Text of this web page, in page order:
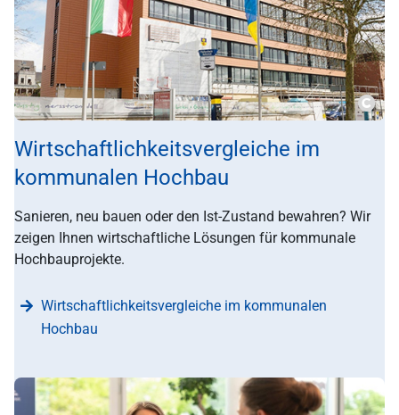
Wirtschaftlichkeitsvergleiche im
kommunalen Hochbau
Sanieren, neu bauen oder den Ist-Zustand bewahren? Wir
zeigen Ihnen wirtschaftliche Lösungen für kommunale
Hochbauprojekte.
Wirtschaftlichkeitsvergleiche im kommunalen
Hochbau